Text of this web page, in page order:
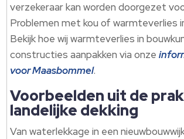
verzekeraar kan worden doorgezet
Problemen met kou of warmteverlies
Bekijk hoe wij warmteverlies in
constructies aanpakken via onze
voor Maasbommel.
Voorbeelden uit de
landelijke dekking
Van waterlekkage in een